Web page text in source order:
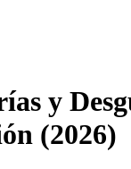
y
(2026)